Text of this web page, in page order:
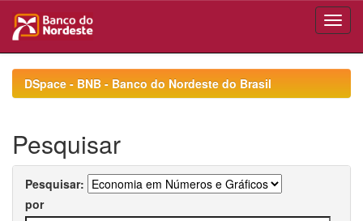
navigationDSpace - BNB - Banco do Nordeste do Brasil
Pesquisar
Pesquisar:
por